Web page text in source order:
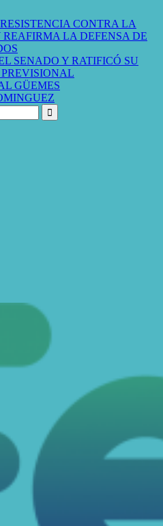
CONTRA LA
LA DEFENSA DE
SENADO Y RATIFICÓ SU
GÜEMES